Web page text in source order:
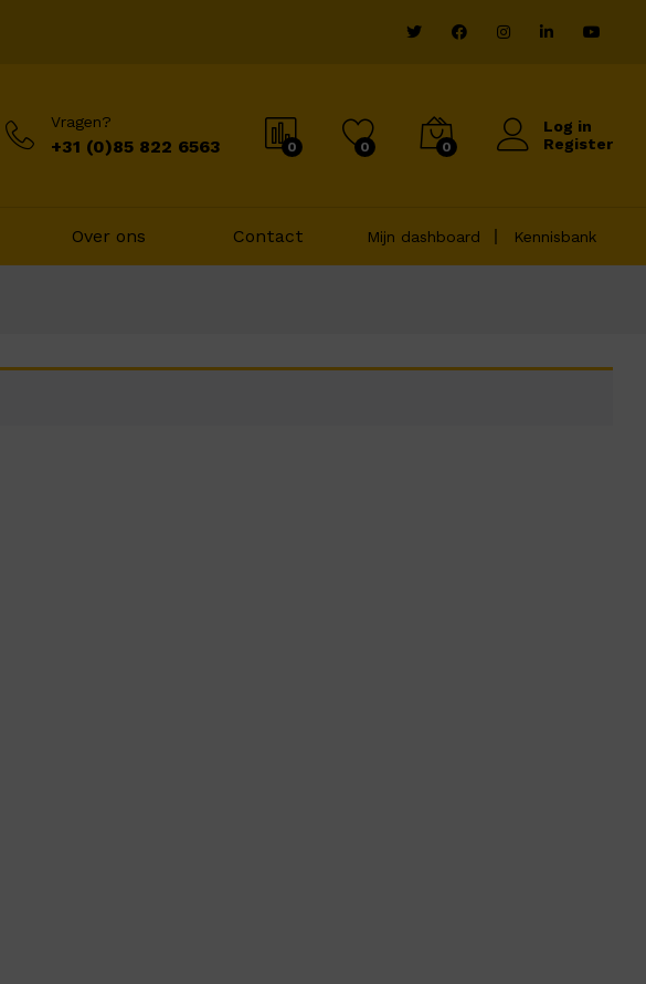
Vragen?
+31 (0)85 822 6563 0 0 0
Log in
Register
Over ons Contact Mijn dashboard Kennisbank